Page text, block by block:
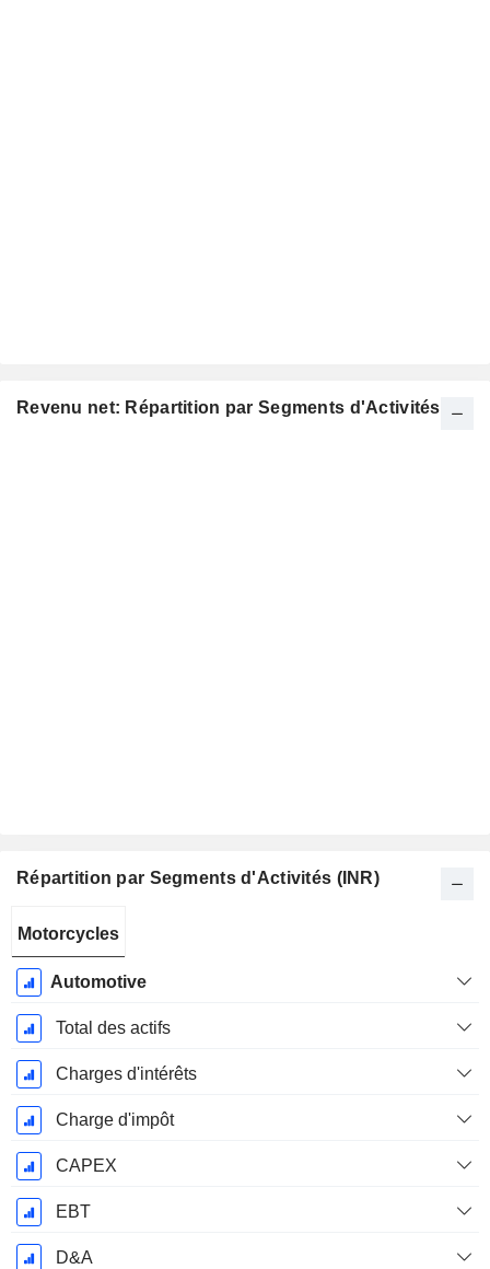
Revenu net: Répartition par Segments d'Activités
Répartition par Segments d'Activités (INR)
Fiscale:
Mars
Motorcycles
Automotive
Total des actifs
Charges d'intérêts
Charge d'impôt
CAPEX
EBT
D&A